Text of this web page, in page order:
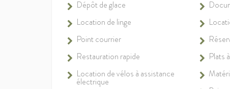
Dépôt de glace
Location de linge
Point courrier
Restauration rapide
Plats
Location de vélos à assistance
électrique